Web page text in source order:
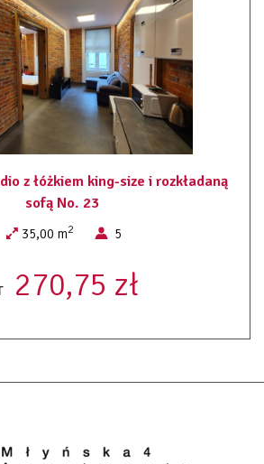
piętra tylko schodami
płatna)
z łóżkiem king-size i rozkładaną
sofą No. 23
35,00 m2 5
270,75 zł